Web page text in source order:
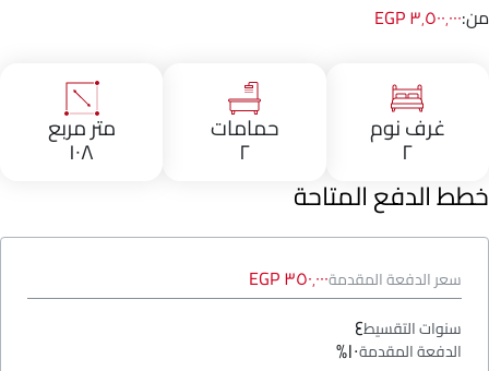
من:٣٬٥٠٠٬٠٠٠ EGP
غرف نوم
٢
حمامات
٢
متر مربع
١٠٨
خطط الدفع المتاحة
سعر الدفعة المقدمة٣٥٠٬٠٠٠ EGP
سنوات التقسيط٤
الدفعة المقدمة١٠%